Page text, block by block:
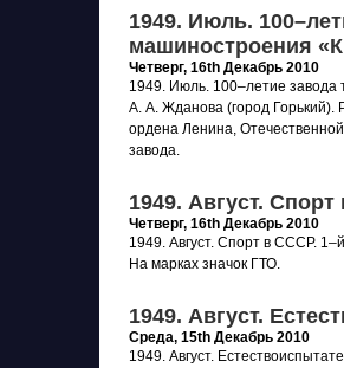
1949. Июль.
машиностроения
Четверг, 16th Декабрь 2010
1949. Июль. 100–летие
А. А. Жданова (город Горький).
ордена Ленина,
завода.
1949. Август.
Четверг, 16th Декабрь 2010
1949. Август. Спорт в СССР.
На марках значок ГТО.
1949. Август.
Среда, 15th Декабрь 2010
1949. Август.